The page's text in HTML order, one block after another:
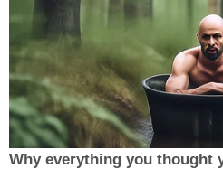
Why everything you thought